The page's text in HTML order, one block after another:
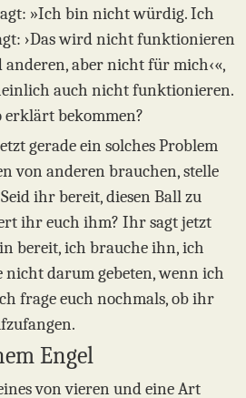
»Ich bin nicht würdig. Ich
›Das wird nicht funktionieren
aber nicht für mich‹«,
auch nicht funktionieren.
erklärt bekommen?
gerade ein solches Problem
von anderen brauchen, stelle
ihr bereit, diesen Ball zu
ihr euch ihm? Ihr sagt jetzt
bereit, ich brauche ihn, ich
darum gebeten, wenn ich
frage euch nochmals, ob ihr
Engel
von vieren und eine Art